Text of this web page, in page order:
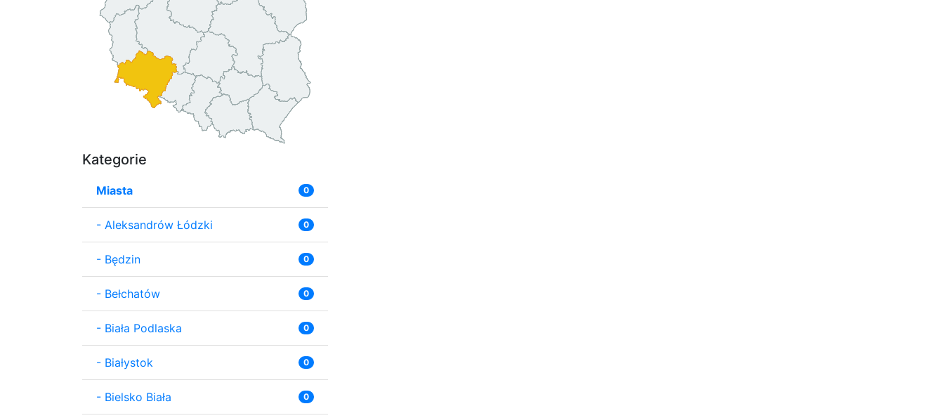
Kategorie
Miasta 0
- Aleksandrów Łódzki 0
- Będzin 0
- Bełchatów 0
- Biała Podlaska 0
- Białystok 0
- Bielsko Biała 0